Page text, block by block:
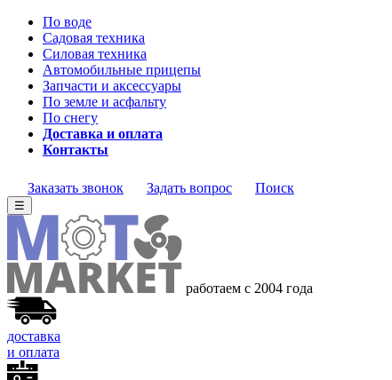
По воде
Садовая техника
Силовая техника
Автомобильные прицепы
Запчасти и аксессуары
По земле и асфальту
По снегу
Доставка и оплата
Контакты
Заказать звонок Задать вопрос Поиск
☰
работаем с 2004 года
доставка
и оплата